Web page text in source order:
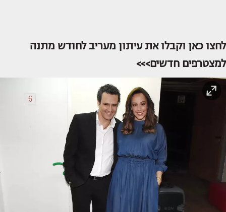
לחצו כאן וקבלו את עיתון מעריב לחודש מתנה
למצטרפים חדשים>>>